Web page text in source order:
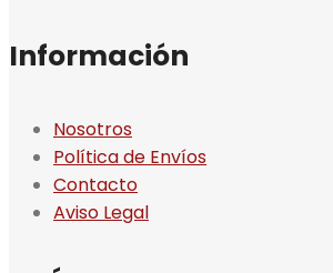
Información
Nosotros
Política de Envíos
Contacto
Aviso Legal